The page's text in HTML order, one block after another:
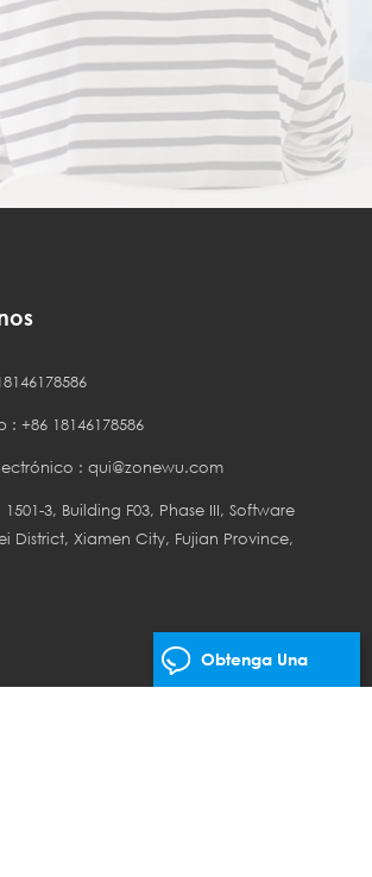
: +86 18146178586
: qui@zonewu.com
3, Building F03, Phase III, Software
District, Xiamen City, Fujian Province,
Obtenga Una